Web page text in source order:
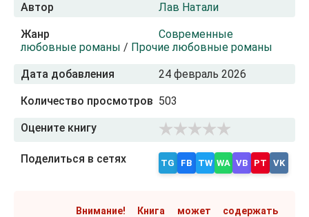
Автор Лав Натали
Жанр
Современные
любовные романы / Прочие любовные романы
Дата добавления 24 февраль 2026
Количество просмотров 503
Оцените книгу
Поделиться в сетях TG FB TW WA VB PT VK
Внимание! Книга может содержать